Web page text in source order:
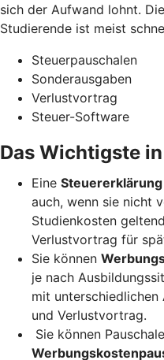
sich der Aufwand lohnt.
Studierende ist meist
Steuerpauschalen
Sonderausgaben
Verlustvortrag
Steuer-Software
Das Wichtigste
Eine
auch, wenn sie nicht
Studienkosten
Verlustvortrag für
Sie können
je nach
mit
und Verlustvortrag.
Sie können